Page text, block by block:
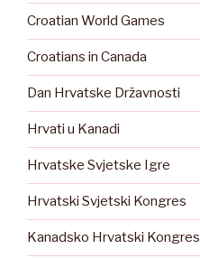
Croatian World Games
Croatians in Canada
Dan Hrvatske Državnosti
Hrvati u Kanadi
Hrvatske Svjetske Igre
Hrvatski Svjetski Kongres
Kanadsko Hrvatski Kongres